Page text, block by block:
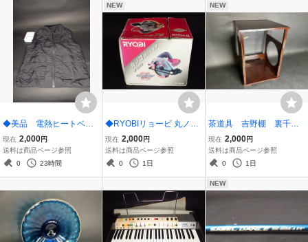
◆美品 電熱ヒートベス
ト 3XL 黒
現在 2,000円
送料は商品ページ参照
0
23時間
NEW
◆RYOBIリョービ 丸ノコ
W-1900 ブレーキ付 190m
m
現在 2,000円
送料は商品ページ参照
0
1日
NEW
茶道具 吉野棚 裏千
家 組立式
現在 2,000円
送料は商品ページ参照
0
1日
NEW